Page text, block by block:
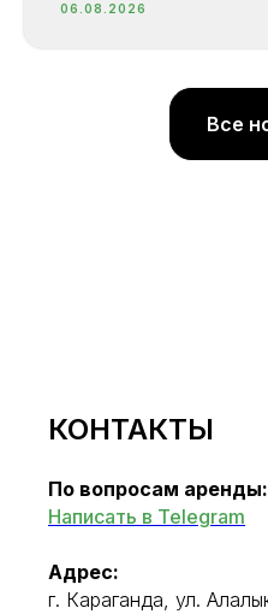
06.08.2026
Все
КОНТАКТЫ
По вопросам аренды:
Написать в Telegram
Адрес:
г. Караганда, ул.